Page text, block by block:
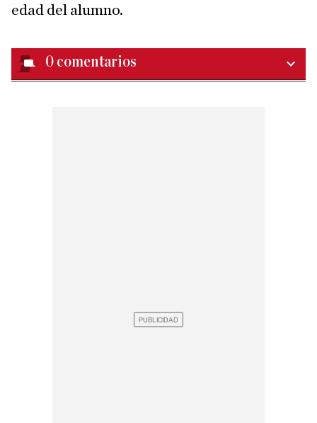
edad del alumno.
0 comentarios